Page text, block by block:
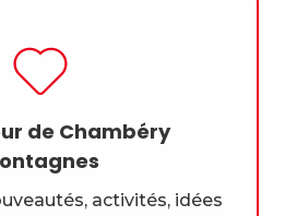
de Chambéry
activités, idées